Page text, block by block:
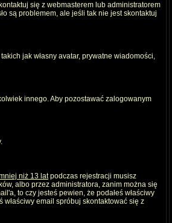
się z webmasterem lub administratorem
są problemem, ale jeśli tak nie jest skontaktuj
jak własny avatar, prywatne wiadomości,
innego. Aby pozostawać zalogowanym
niż 13 latpodczas rejestracji musisz
albo przez administratora, zanim można się
to czy jesteś pewien, że podałeś właściwy
email spróbuj skontaktować się z